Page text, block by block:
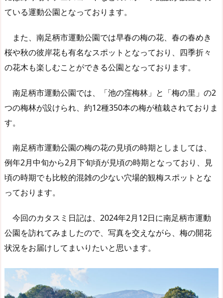
ている運動公園となっております。
また、南足柄市運動公園では早春の梅の花、春の春めき
桜や秋の彼岸花も有名なスポットとなっており、四季折々
の花木も楽しむことができる公園となっております。
南足柄市運動公園では、「池の窪梅林」と「梅の里」の2
つの梅林が設けられ、約12種350本の梅が植栽されておりま
す。
南足柄市運動公園の梅の花の見頃の時期としましては、
例年2月中旬から2月下旬頃が見頃の時期となっており、見
頃の時期でも比較的混雑の少ない穴場的観梅スポットとな
っております。
今回のカタスミ日記は、2024年2月12日に南足柄市運動
公園を訪れてみましたので、写真を交えながら、梅の開花
状況をお届けしてまいりたいと思います。